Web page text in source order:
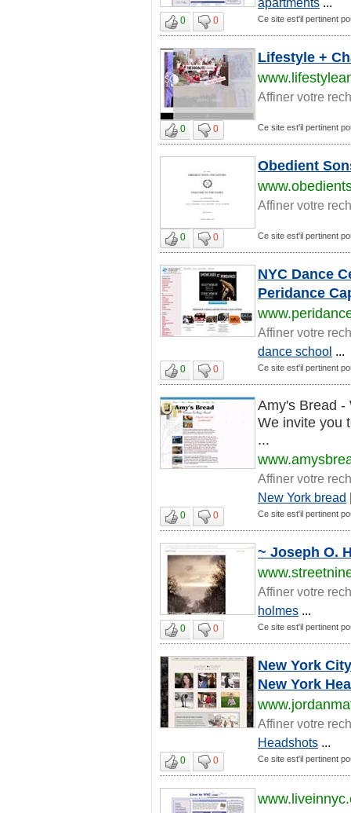
0 0 Ce site est'il pertinent
Lifestyle +
Affiner votre
0 0 Ce site est'il pertinent
Obedient
Affiner votre
0 0 Ce site est'il pertinent
NYC Dance
Peridance
Affiner votre
dance school ...
0 0 Ce site est'il pertinent
Amy's Bread -
We invite you
...
Affiner votre
New York bread
0 0 Ce site est'il pertinent
~ Joseph O.
Affiner votre
holmes ...
0 0 Ce site est'il pertinent
New York
New York
Affiner votre
Headshots ...
0 0 Ce site est'il pertinent